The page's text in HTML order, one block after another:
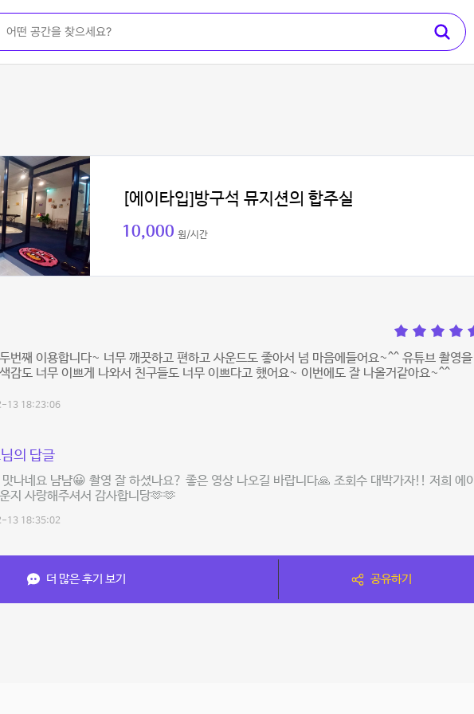
[에이타입]방구석 뮤지션의 합주실
10,000 원/시간
번째 이용합니다~ 너무 깨끗하고 편하고 사운드도 좋아서 넘 마음에들어요~^^ 유튜브 촬영을
감도 너무 이쁘게 나와서 친구들도 너무 이쁘다고 했어요~ 이번에도 잘 나올거같아요~^^
13 18:23:06
의 답글
나네요 냠냠😀 촬영 잘 하셨나요? 좋은 영상 나오길 바랍니다🙏 조회수 대박가자!! 저희 에이
지 사랑해주셔서 감사합니당🫶🫶
13 18:35:02
더 많은 후기 보기 공유하기